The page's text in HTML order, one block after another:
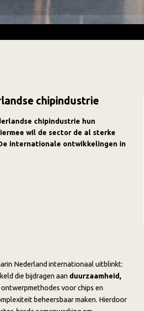
chipindustrie
chipindustrie hun
wil de sector de al sterke
internationale ontwikkelingen in
Nederland internationaal uitblinkt:
die bijdragen aan duurzaamheid,
voor chips en
beheersbaar maken. Hierdoor